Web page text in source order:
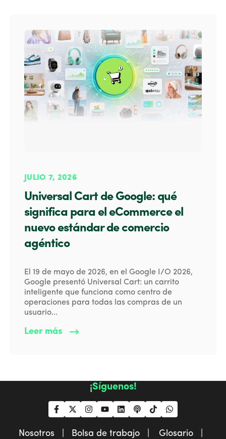
JULIO 7, 2026
Universal Cart de Google: qué
significa para el eCommerce el
nuevo estándar de comercio
agéntico
El 19 de mayo de 2026, en el Google I/O 2026,
Google presentó Universal Cart: un carrito
inteligente que funciona como centro de
operaciones para todas las compras de un
usuario...
Leer más
¡Síguenos!
Nosotros | Bolsa de trabajo | Glosario |